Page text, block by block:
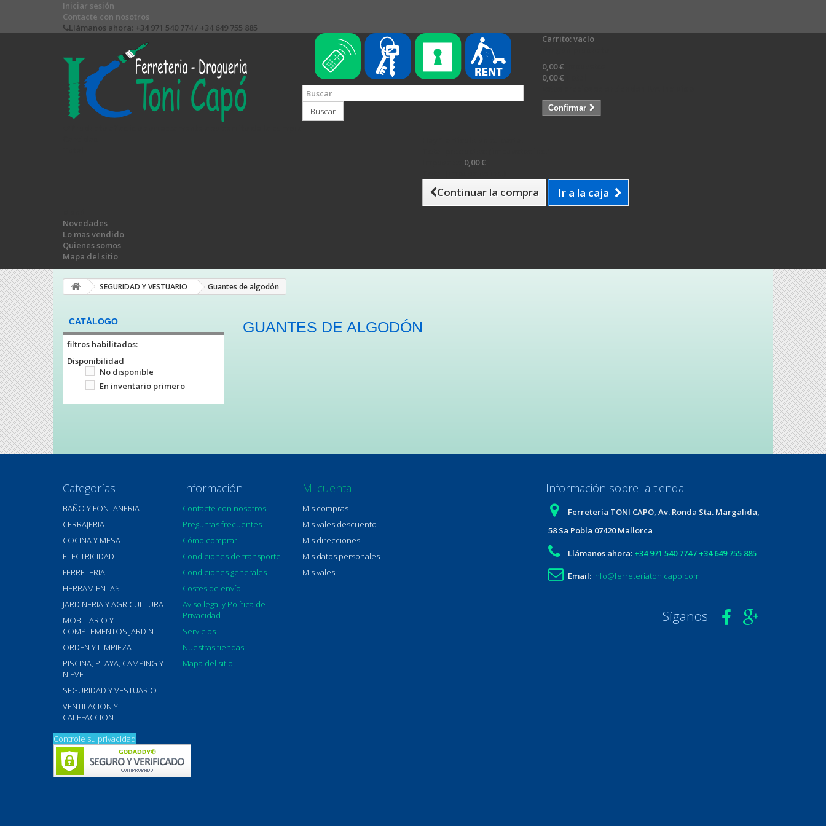
Iniciar sesión
Contacte con nosotros
Llámanos ahora: +34 971 540 774 / +34 649 755 885
Buscar
Carrito:vacío
0,00 €
0,00 €
Confirmar
0,00 €
Continuar la compra Ir a la caja
Novedades
Lo mas vendido
Quienes somos
Mapa del sitio
SEGURIDAD Y VESTUARIO Guantes de algodón
CATÁLOGO
filtros habilitados:
Disponibilidad
No disponible
En inventario primero
GUANTES DE ALGODÓN
Categorías
BAÑO Y FONTANERIA
CERRAJERIA
COCINA Y MESA
ELECTRICIDAD
FERRETERIA
HERRAMIENTAS
JARDINERIA Y AGRICULTURA
MOBILIARIO Y
COMPLEMENTOS JARDIN
ORDEN Y LIMPIEZA
PISCINA, PLAYA, CAMPING Y
NIEVE
SEGURIDAD Y VESTUARIO
VENTILACION Y
CALEFACCION
Información
Contacte con nosotros
Preguntas frecuentes
Cómo comprar
Condiciones de transporte
Condiciones generales
Costes de envío
Aviso legal y Política de
Privacidad
Servicios
Nuestras tiendas
Mapa del sitio
Mi cuenta
Mis compras
Mis vales descuento
Mis direcciones
Mis datos personales
Mis vales
Información sobre la tienda
Ferretería TONI CAPO, Av. Ronda Sta. Margalida,
58 Sa Pobla 07420 Mallorca
Llámanos ahora: +34 971 540 774 / +34 649 755 885
Email: info@ferreteriatonicapo.com
Síganos
Controle su privacidad